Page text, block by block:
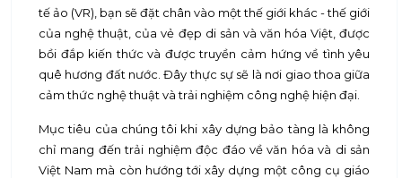
tế ảo (VR), bạn sẽ đặt chân vào một thế giới khác - thế giới
của nghệ thuật, của vẻ đẹp di sản và văn hóa Việt, được
bồi đắp kiến thức và được truyền cảm hứng về tình yêu
quê hương đất nước. Đây thực sự sẽ là nơi giao thoa giữa
cảm thức nghệ thuật và trải nghiệm công nghệ hiện đại.
Mục tiêu của chúng tôi khi xây dựng bảo tàng là không
chỉ mang đến trải nghiệm độc đáo về văn hóa và di sản
Việt Nam mà còn hướng tới xây dựng một công cụ giáo